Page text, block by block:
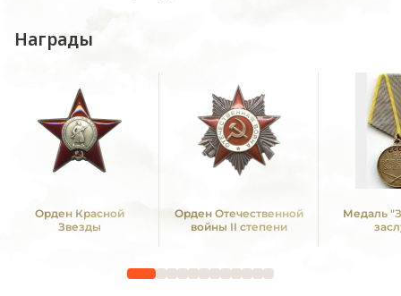
Награды
Орден Красной
Звезды
Орден Отечественной
войны II степени
Медаль